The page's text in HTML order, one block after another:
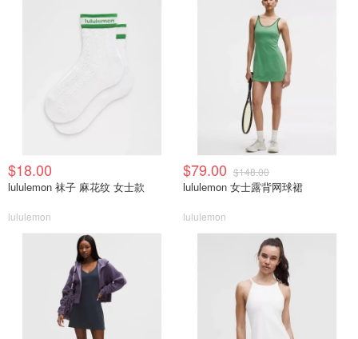
$18.00
lululemon 袜子 麻花纹 女士款
lululemon
$79.00 $148.00
lululemon 女士露背网球裙
lululemon